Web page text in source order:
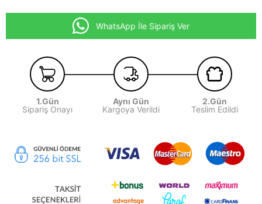
WhatsApp İle Sipariş Ver
1.Gün
Sipariş Onayı
Aynı Gün
Kargoya Verildi
2.Gün
Teslim Edildi